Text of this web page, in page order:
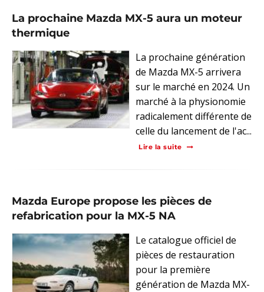
La prochaine Mazda MX-5 aura un moteur
thermique
La prochaine génération
de Mazda MX-5 arrivera
sur le marché en 2024. Un
marché à la physionomie
radicalement différente de
celle du lancement de l'ac...
Lire la suite
Mazda Europe propose les pièces de
refabrication pour la MX-5 NA
Le catalogue officiel de
pièces de restauration
pour la première
génération de Mazda MX-